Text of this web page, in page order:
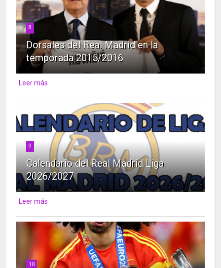
8
Dorsales del Real Madrid en la
temporada 2015/2016
Leer más
9
Calendario del Real Madrid Liga
2026/2027
Leer más
10